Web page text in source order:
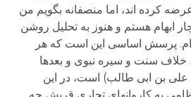
کرده اند، اما منصفانه بگویم من
ابهام هستم و هنوز به تحلیل روشن
پرسش اساسی این است که هر
سنت و سیره نبوی و بعدها
بن ابی طالب) است، در این